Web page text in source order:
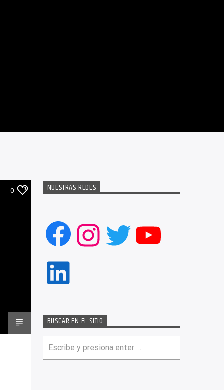
0 NUESTRAS REDES
Facebook
Instagram
Twitter
LinkedIn
BUSCAR EN EL SITIO